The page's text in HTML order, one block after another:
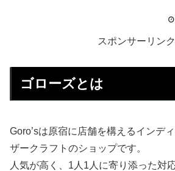
スポンサーリンク
ゴローズとは
Goro’sは原宿に店舗を構えるインデ
ザークラフトのショップです。
人気が高く、1人1人に寄り添った対